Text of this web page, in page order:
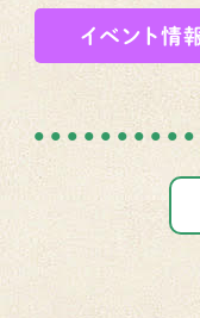
イベント情